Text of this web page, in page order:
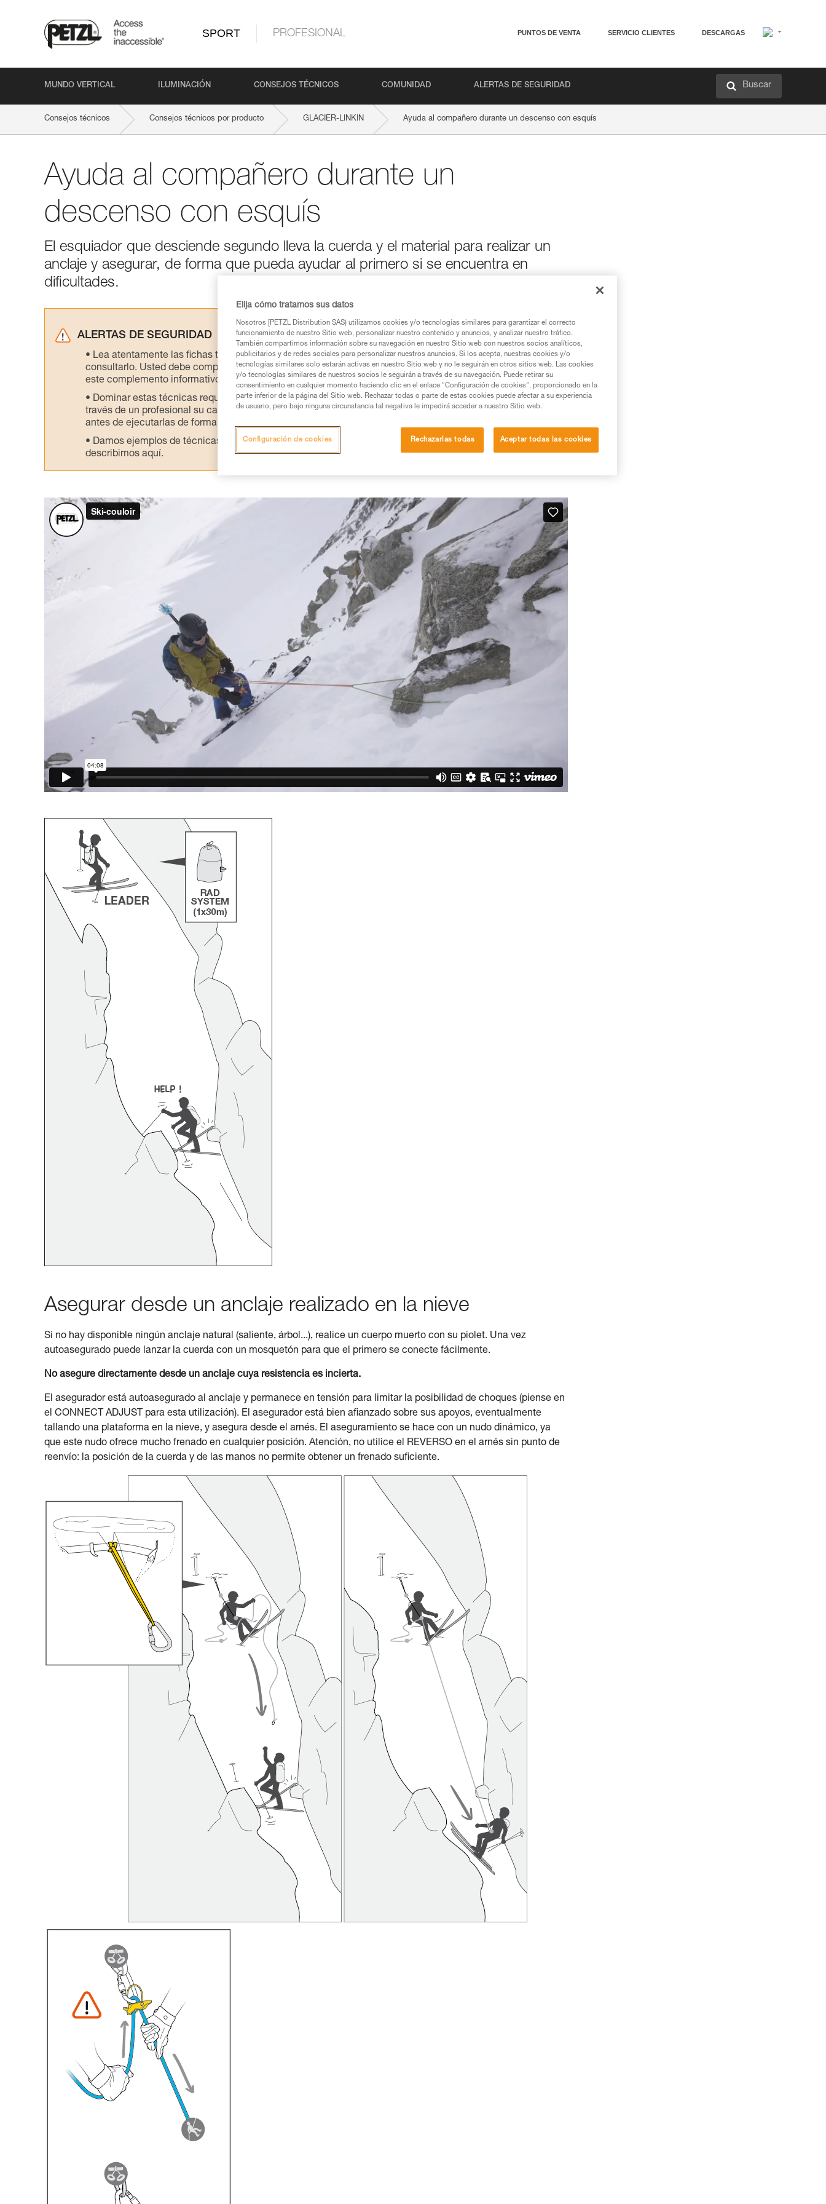
SPORT PROFESIONAL PUNTOS DE VENTA SERVICIO CLIENTES DESCARGAS
MUNDO VERTICAL ILUMINACIÓN CONSEJOS TÉCNICOS COMUNIDAD ALERTAS DE SEGURIDAD Buscar
Consejos técnicos Consejos técnicos por producto GLACIER-LINKIN Ayuda al compañero durante un descenso con esquís
Ayuda al compañero durante un
descenso con esquís
El esquiador que desciende segundo lleva la cuerda y el material para realizar un
anclaje y asegurar, de forma que pueda ayudar al primero si se encuentra en
dificultades.
ALERTAS DE SEGURIDAD
Lea atentamente las fichas técnicas de los productos utilizados en este consejo antes de
consultarlo. Usted debe comprender la información de la ficha técnica para poder comprender
este complemento informativo.
Dominar estas técnicas requiere una formación y un entrenamiento específico. Confirme a
través de un profesional su capacidad para ejecutar estas técnicas, solo y con total seguridad,
antes de ejecutarlas de forma autónoma.
Damos ejemplos de técnicas relacionadas con su actividad. Pueden existir otras que no
describimos aquí.
Asegurar desde un anclaje realizado en la nieve
Si no hay disponible ningún anclaje natural (saliente, árbol...), realice un cuerpo muerto con su piolet. Una vez
autoasegurado puede lanzar la cuerda con un mosquetón para que el primero se conecte fácilmente.
No asegure directamente desde un anclaje cuya resistencia es incierta.
El asegurador está autoasegurado al anclaje y permanece en tensión para limitar la posibilidad de choques (piense en
el CONNECT ADJUST para esta utilización). El asegurador está bien afianzado sobre sus apoyos, eventualmente
tallando una plataforma en la nieve, y asegura desde el arnés. El aseguramiento se hace con un nudo dinámico, ya
que este nudo ofrece mucho frenado en cualquier posición. Atención, no utilice el REVERSO en el arnés sin punto de
reenvío: la posición de la cuerda y de las manos no permite obtener un frenado suficiente.
Elija cómo tratamos sus datos
Nosotros [PETZL Distribution SAS) utilizamos cookies y/o tecnologías similares para garantizar el correcto
funcionamiento de nuestro Sitio web, personalizar nuestro contenido y anuncios, y analizar nuestro tráfico.
También compartimos información sobre su navegación en nuestro Sitio web con nuestros socios analíticos,
publicitarios y de redes sociales para personalizar nuestros anuncios. Si los acepta, nuestras cookies y/o
tecnologías similares solo estarán activas en nuestro Sitio web y no le seguirán en otros sitios web. Las cookies
y/o tecnologías similares de nuestros socios le seguirán a través de su navegación. Puede retirar su
consentimiento en cualquier momento haciendo clic en el enlace "Configuración de cookies", proporcionado en la
parte inferior de la página del Sitio web. Rechazar todas o parte de estas cookies puede afectar a su experiencia
de usuario, pero bajo ninguna circunstancia tal negativa le impedirá acceder a nuestro Sitio web.
Rechazarlas todas Aceptar todas las cookies
Configuración de cookies